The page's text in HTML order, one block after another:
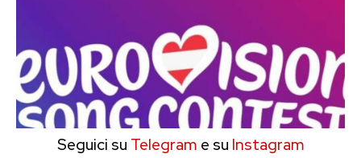
Seguici su Telegram e su Instagram